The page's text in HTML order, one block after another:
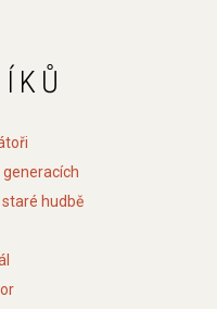
generacích
staré hudbě